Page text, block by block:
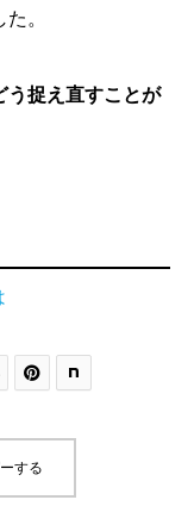
。
う捉え直すことが

する